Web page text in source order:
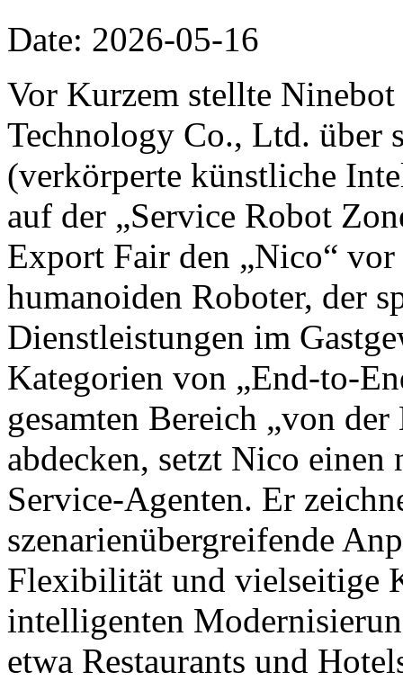
Date: 2026-05-16
Vor Kurzem stellte
Technology Co., Ltd. über
(verkörperte künstliche
auf der „Service Robot
Export Fair den „Nico“
humanoiden Roboter, der
Dienstleistungen im
Kategorien von „End-to-
gesamten Bereich „von
abdecken, setzt Nico
Service-Agenten. Er
szenarienübergreifende
Flexibilität und vielseitige
intelligenten
etwa Restaurants und